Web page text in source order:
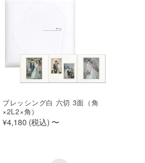
ブレッシング白 六切 3面（角
×2L2×角）
¥4,180 (税込) 〜